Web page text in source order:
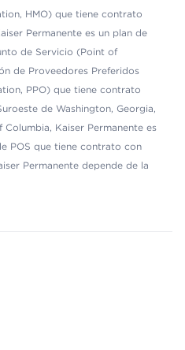
HMO) que tiene contrato
Permanente es un plan de
de Servicio (Point of
de Proveedores Preferidos
PPO) que tiene contrato
de Washington, Georgia,
Kaiser Permanente es
POS que tiene contrato con
Permanente depende de la